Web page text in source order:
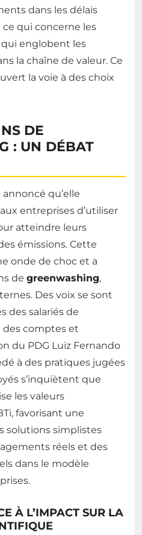
dans les délais
qui concerne les
qui englobent les
la chaîne de valeur. Ce
la voie à des choix
DE
: UN DÉBAT
annoncé qu’elle
entreprises d’utiliser
atteindre leurs
émissions. Cette
onde de choc et a
de greenwashing,
Des voix se sont
des salariés de
des comptes et
du PDG Luiz Fernando
à des pratiques jugées
s’inquiètent que
les valeurs
favorisant une
solutions simplistes
réels et des
dans le modèle
À L’IMPACT SUR LA